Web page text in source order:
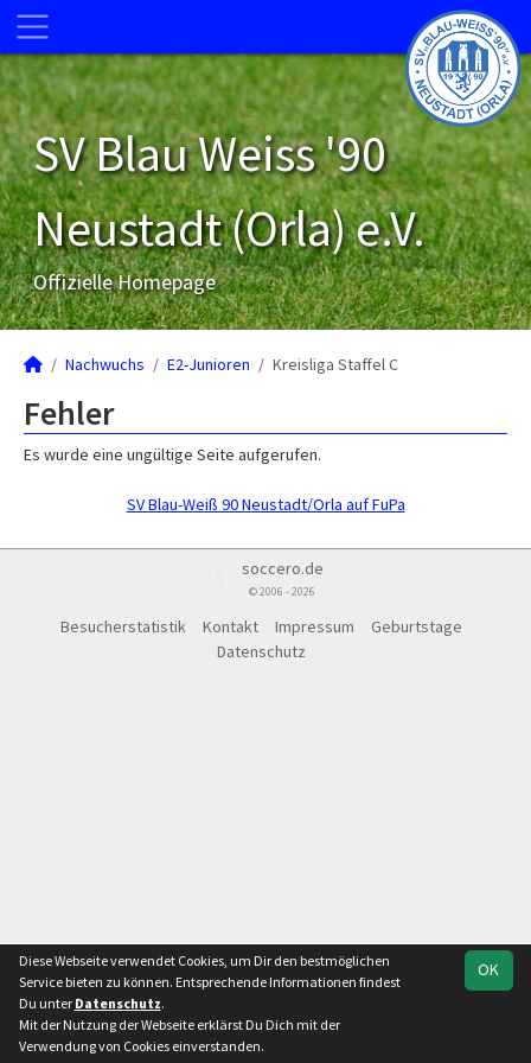
SV Blau Weiss '90
Neustadt (Orla) e.V.
Offizielle Homepage
Nachwuchs E2-Junioren Kreisliga Staffel C
Team Kreisliga Staffel C
Fehler
Es wurde eine ungültige Seite aufgerufen.
SV Blau-Weiß 90 Neustadt/Orla auf FuPa
soccero.de
© 2006 - 2026
Besucherstatistik Kontakt Impressum
Geburtstage
Datenschutz
OK
Diese Webseite verwendet Cookies, um Dir den bestmöglichen
Service bieten zu können. Entsprechende Informationen findest
Du unter Datenschutz.
Mit der Nutzung der Webseite erklärst Du Dich mit der
Verwendung von Cookies einverstanden.